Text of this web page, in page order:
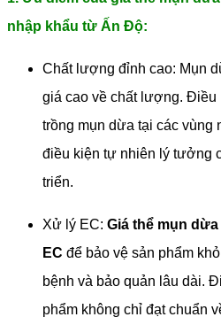
nhập khẩu từ Ấn Độ:
Chất lượng đỉnh cao: Mụn
giá cao về chất lượng. Điều
trồng mụn dừa tại các
điều kiện tự nhiên lý tưởng
triển.
Xử lý EC: Giá thể mụn
EC để bảo vệ sản phẩm
bệnh và bảo quản lâu dài.
phẩm không chỉ đạt chuẩn